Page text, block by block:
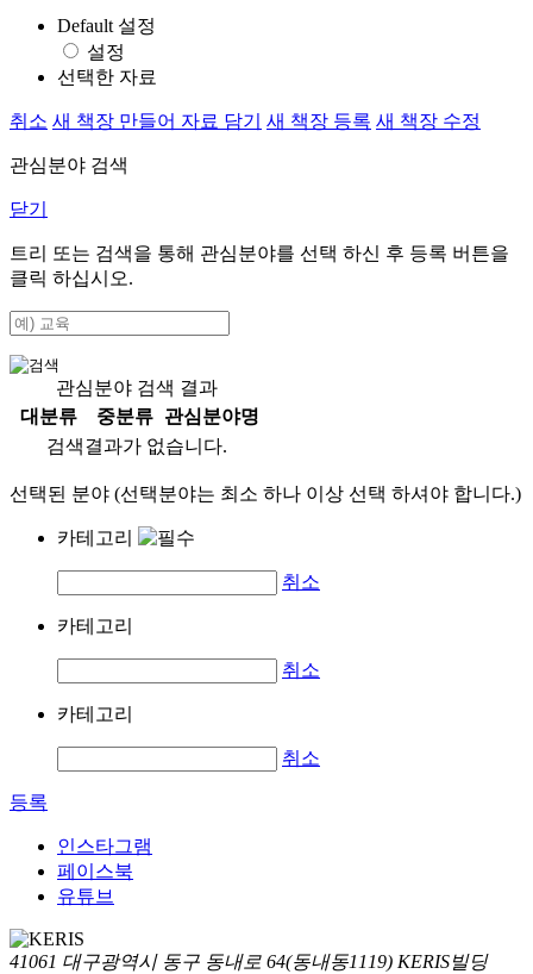
Default 설정
설정
선택한 자료
취소 새 책장 만들어 자료 담기 새 책장 등록 새 책장 수정
관심분야 검색
닫기
트리 또는 검색을 통해 관심분야를 선택 하신 후 등록 버튼을
클릭 하십시오.
관심분야 검색 결과
대분류
중분류
관심분야명
검색결과가 없습니다.
선택된 분야 (선택분야는 최소 하나 이상 선택 하셔야 합니다.)
카테고리
취소
카테고리
취소
카테고리
취소
등록
인스타그램
페이스북
유튜브
41061 대구광역시 동구 동내로 64(동내동1119) KERIS빌딩